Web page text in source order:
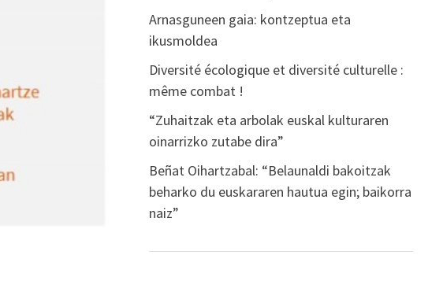
Arnasguneen gaia: kontzeptua eta
ikusmoldea
Diversité écologique et diversité culturelle :
même combat !
“Zuhaitzak eta arbolak euskal kulturaren
oinarrizko zutabe dira”
Beñat Oihartzabal: “Belaunaldi bakoitzak
beharko du euskararen hautua egin; baikorra
naiz”